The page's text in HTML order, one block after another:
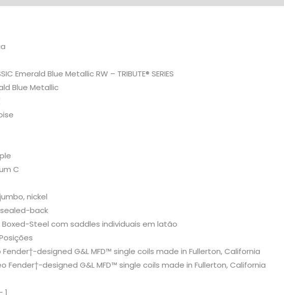
Emerald Blue Metallic RW – TRIBUTE® SERIES
Blue Metallic
C
nickel
sealed-back
Steel com saddles individuais em latão
Fender†-designed G&L MFD™ single coils made in Fullerton, California
Fender†-designed G&L MFD™ single coils made in Fullerton, California
1